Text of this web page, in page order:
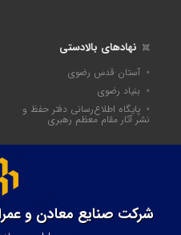
نهادهای بالادستی
آستان قدس رضوی
بنیاد رضوی
پايگاه اطلاع‌رسانی دفتر حفظ و
نشر آثار مقام معظم رهبری
شرکت صنایع معادن و